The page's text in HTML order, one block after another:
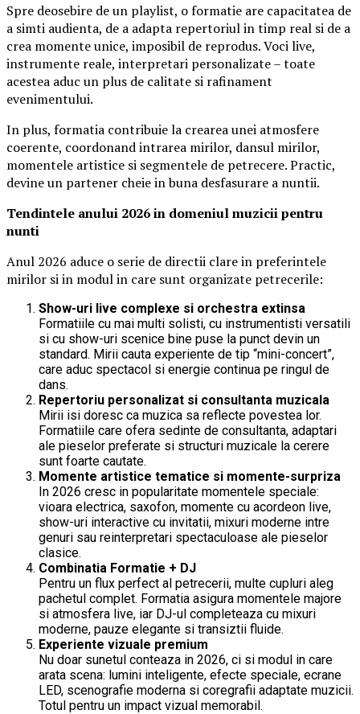
Spre deosebire de un playlist, o formatie are capacitatea de
a simti audienta, de a adapta repertoriul in timp real si de a
crea momente unice, imposibil de reprodus. Voci live,
instrumente reale, interpretari personalizate – toate
acestea aduc un plus de calitate si rafinament
evenimentului.
In plus, formatia contribuie la crearea unei atmosfere
coerente, coordonand intrarea mirilor, dansul mirilor,
momentele artistice si segmentele de petrecere. Practic,
devine un partener cheie in buna desfasurare a nuntii.
Tendintele anului 2026 in domeniul muzicii pentru
nunti
Anul 2026 aduce o serie de directii clare in preferintele
mirilor si in modul in care sunt organizate petrecerile:
Show-uri live complexe si orchestra extinsa
Formatiile cu mai multi solisti, cu instrumentisti versatili
si cu show-uri scenice bine puse la punct devin un
standard. Mirii cauta experiente de tip “mini-concert”,
care aduc spectacol si energie continua pe ringul de
dans.
Repertoriu personalizat si consultanta muzicala
Mirii isi doresc ca muzica sa reflecte povestea lor.
Formatiile care ofera sedinte de consultanta, adaptari
ale pieselor preferate si structuri muzicale la cerere
sunt foarte cautate.
Momente artistice tematice si momente-surpriza
In 2026 cresc in popularitate momentele speciale:
vioara electrica, saxofon, momente cu acordeon live,
show-uri interactive cu invitatii, mixuri moderne intre
genuri sau reinterpretari spectaculoase ale pieselor
clasice.
Combinatia Formatie + DJ
Pentru un flux perfect al petrecerii, multe cupluri aleg
pachetul complet. Formatia asigura momentele majore
si atmosfera live, iar DJ-ul completeaza cu mixuri
moderne, pauze elegante si transiztii fluide.
Experiente vizuale premium
Nu doar sunetul conteaza in 2026, ci si modul in care
arata scena: lumini inteligente, efecte speciale, ecrane
LED, scenografie moderna si coregrafii adaptate muzicii.
Totul pentru un impact vizual memorabil.